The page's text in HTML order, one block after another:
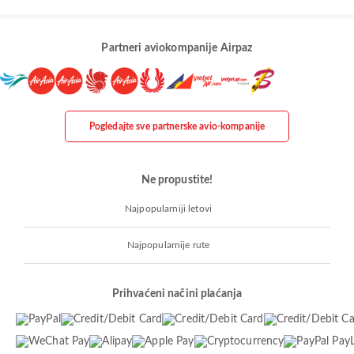
Partneri aviokompanije Airpaz
Pogledajte sve partnerske avio-kompanije
Ne propustite!
Najpopularniji letovi
Najpopularnije rute
Prihvaćeni načini plaćanja